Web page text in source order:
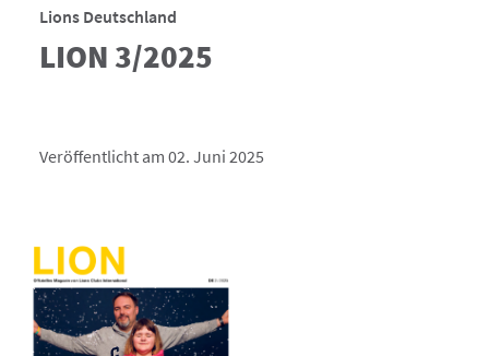
Lions Deutschland
LION 3/2025
Veröffentlicht am 02. Juni 2025